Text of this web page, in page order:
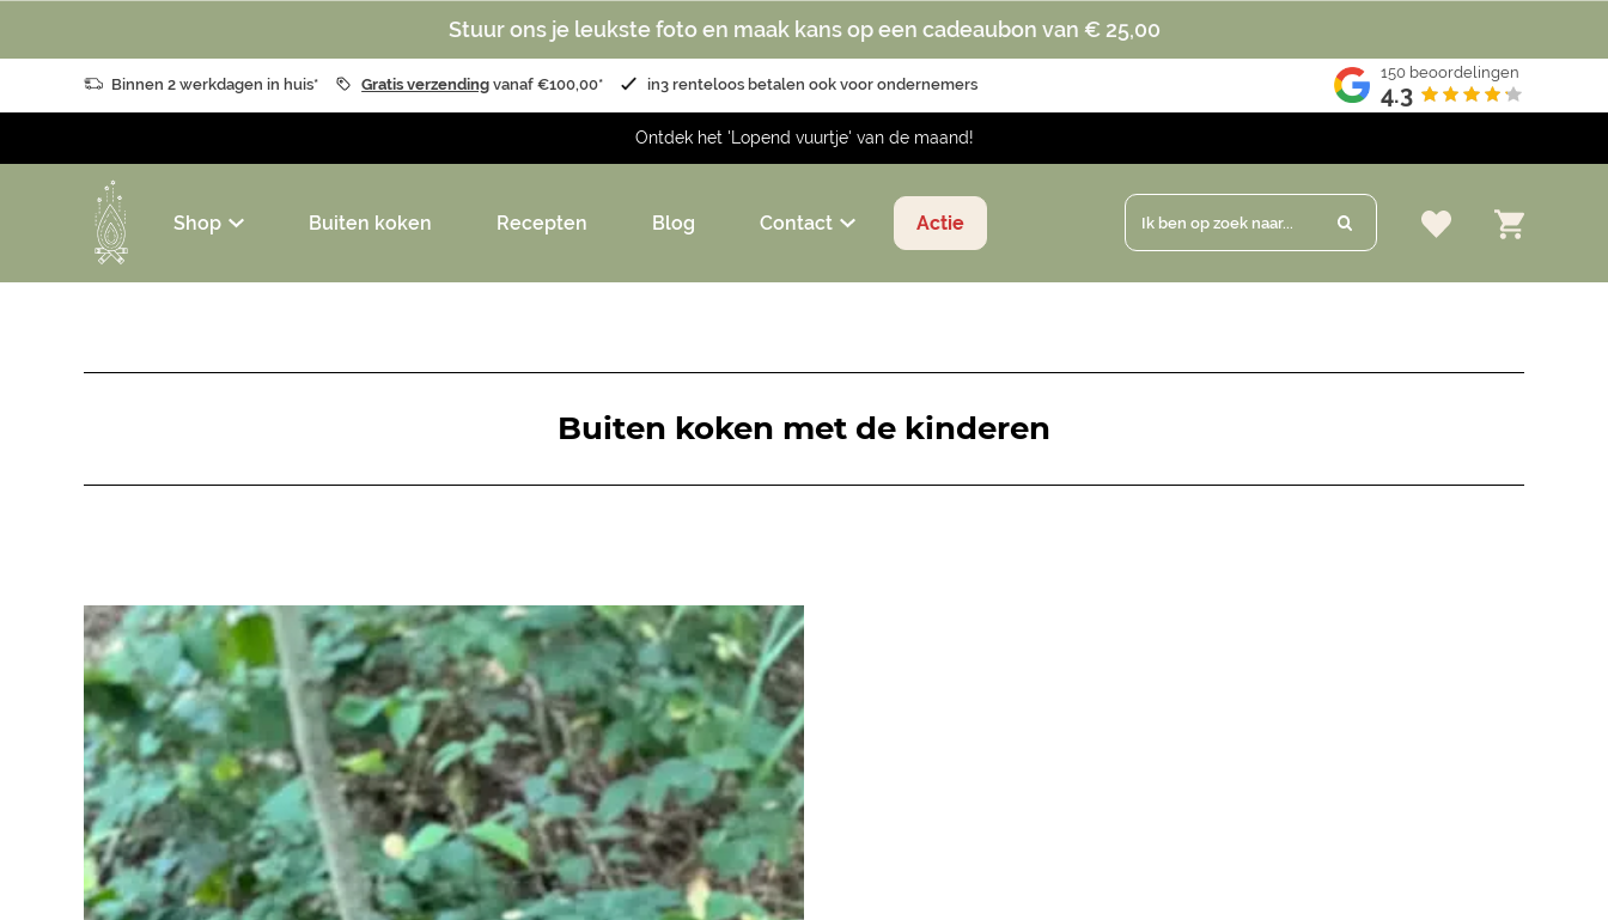
Stuur ons je leukste foto en maak kans op een cadeaubon van € 25,00
Binnen 2 werkdagen in huis* Gratis verzending vanaf €100,00* in3 renteloos betalen ook voor ondernemers
150beoordelingen
4.3
Ontdek het 'Lopend vuurtje' van de maand!
Shop Buiten koken Recepten Blog Contact Actie Ik ben op zoek naar...
Buiten koken met de kinderen